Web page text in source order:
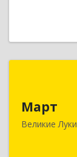
Март
Великие Луки